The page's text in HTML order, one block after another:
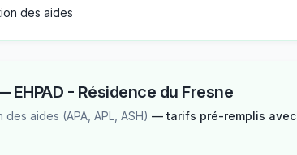
des aides
EHPAD - Résidence du Fresne
aides (APA, APL, ASH) — tarifs pré-remplis avec